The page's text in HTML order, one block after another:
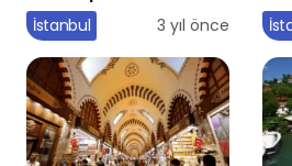
dokusuyla büyülüyor
İstanbul 3 yıl önce